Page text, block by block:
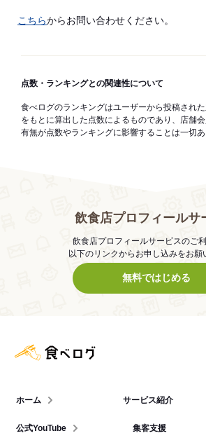
こちらからお問い合わせください。
点数・ランキングとの関連性について
食べログのランキングはユーザーから投稿され
をもとに算出した点数によるものであり、店舗
有無が点数やランキングに影響することは一切あ
飲食店プロフィールサ
飲食店プロフィールサービスのご利
以下のリンクからお申し込みをお願
無料ではじめる
ホーム
公式YouTube
サービス紹介
集客支援